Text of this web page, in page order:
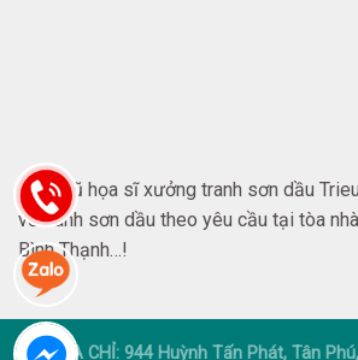
Đội ngũ họa sĩ xưởng tranh sơn dầu
vẽ tranh sơn dầu theo yêu cầu tại tòa
Bình Thạnh…!
ĐỊA CHỈ: 944 Huỳnh Tấn Phát, Tân